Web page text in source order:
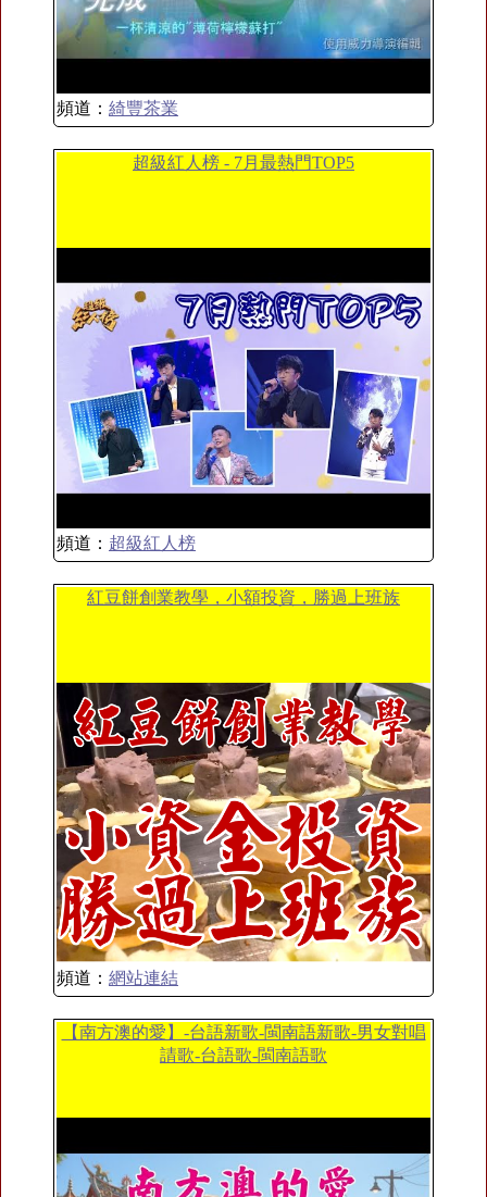
頻道： 綺豐茶業
超級紅人榜 - 7月最熱門TOP5
頻道： 超級紅人榜
紅豆餅創業教學，小額投資，勝過上班族
頻道： 網站連結
【南方澳的愛】-台語新歌-閩南語新歌-男女對唱
請歌-台語歌-閩南語歌